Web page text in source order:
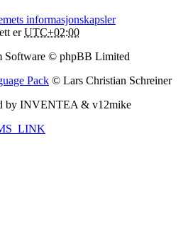
informasjonskapsler
erUTC+02:00
Software © phpBB Limited
Pack © Lars Christian Schreiner
by INVENTEA & v12mike